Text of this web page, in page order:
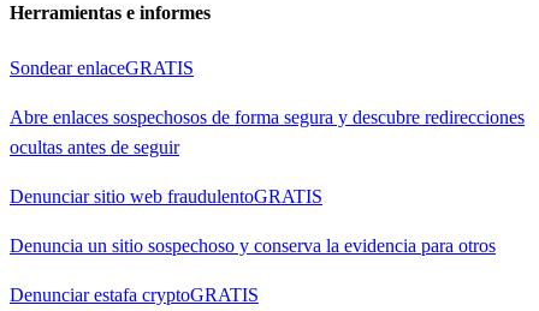
Herramientas e informes
Sondear enlaceGRATIS
Abre enlaces sospechosos de forma segura y descubre redirecciones
ocultas antes de seguir
Denunciar sitio web fraudulentoGRATIS
Denuncia un sitio sospechoso y conserva la evidencia para otros
Denunciar estafa cryptoGRATIS